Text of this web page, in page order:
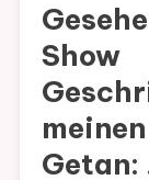
Show